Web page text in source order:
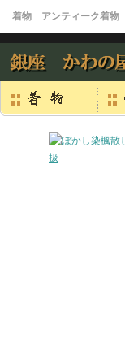
着物 アンティーク着